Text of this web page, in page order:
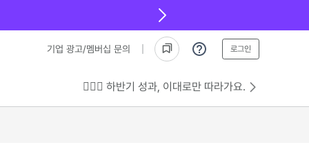
기업 광고/멤버십 문의 로그인
💁🏻‍♂️ 하반기 성과, 이대로만 따라가요.